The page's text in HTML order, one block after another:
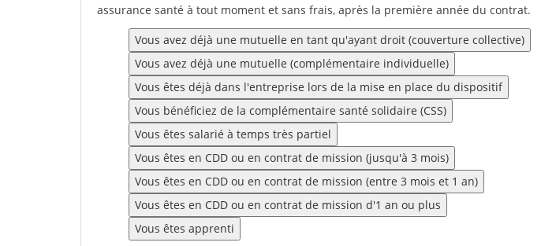
assurance santé à tout moment et sans frais, après la première année du contrat.
Vous avez déjà une mutuelle en tant qu'ayant droit (couverture collective)
Vous avez déjà une mutuelle (complémentaire individuelle)
Vous êtes déjà dans l'entreprise lors de la mise en place du dispositif
Vous bénéficiez de la complémentaire santé solidaire (CSS)
Vous êtes salarié à temps très partiel
Vous êtes en CDD ou en contrat de mission (jusqu'à 3 mois)
Vous êtes en CDD ou en contrat de mission (entre 3 mois et 1 an)
Vous êtes en CDD ou en contrat de mission d'1 an ou plus
Vous êtes apprenti